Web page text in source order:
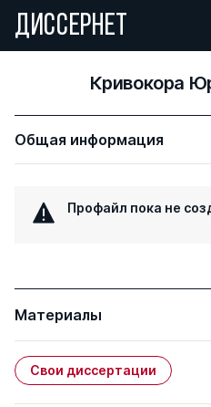
ДИССЕРНЕТ
Кривокора
Общая информация
Профайл пока не
Материалы
Свои диссертации